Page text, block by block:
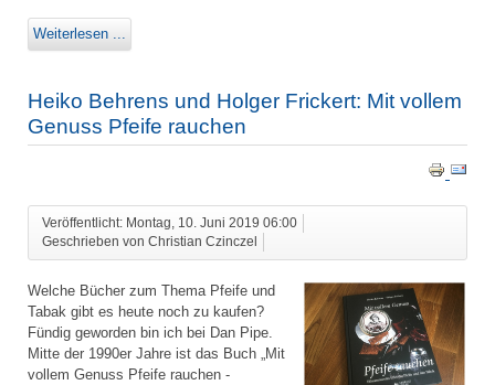
Weiterlesen ...
Heiko Behrens und Holger Frickert: Mit vollem
Genuss Pfeife rauchen
Veröffentlicht: Montag, 10. Juni 2019 06:00
Geschrieben von Christian Czinczel
Welche Bücher zum Thema Pfeife und
Tabak gibt es heute noch zu kaufen?
Fündig geworden bin ich bei Dan Pipe.
Mitte der 1990er Jahre ist das Buch „Mit
vollem Genuss Pfeife rauchen -